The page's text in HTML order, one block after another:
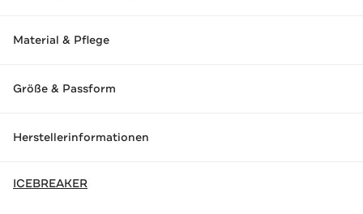
Material & Pflege
Größe & Passform
Herstellerinformationen
ICEBREAKER